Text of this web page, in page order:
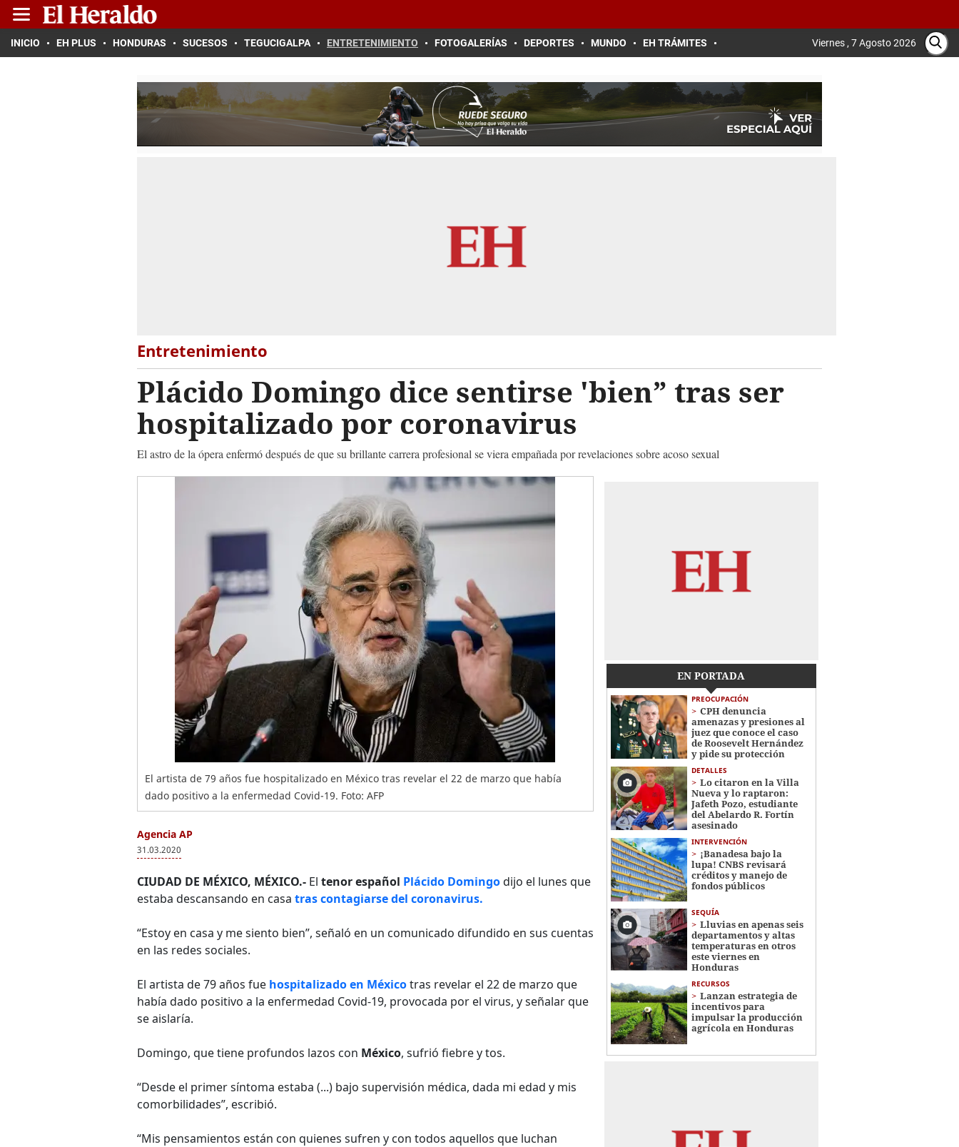
INICIO EH PLUS HONDURAS SUCESOS TEGUCIGALPA ENTRETENIMIENTO FOTOGALERÍAS DEPORTES MUNDO EH TRÁMITES Viernes , 7 Agosto 2026
Entretenimiento
Plácido Domingo dice sentirse 'bien” tras ser
hospitalizado por coronavirus
El astro de la ópera enfermó después de que su brillante carrera profesional se viera empañada por revelaciones sobre acoso sexual
El artista de 79 años fue hospitalizado en México tras revelar el 22 de marzo que había
dado positivo a la enfermedad Covid-19. Foto: AFP
Agencia AP
31.03.2020
CIUDAD DE MÉXICO, MÉXICO.- El tenor español Plácido Domingodijo el lunes que
estaba descansando en casa tras contagiarse del coronavirus.
“Estoy en casa y me siento bien”, señaló en un comunicado difundido en sus cuentas
en las redes sociales.
El artista de 79 años fue hospitalizado en Méxicotras revelar el 22 de marzo que
había dado positivo a la enfermedad Covid-19, provocada por el virus, y señalar que
se aislaría.
Domingo, que tiene profundos lazos con México, sufrió fiebre y tos.
“Desde el primer síntoma estaba (...) bajo supervisión médica, dada mi edad y mis
comorbilidades”, escribió.
“Mis pensamientos están con quienes sufren y con todos aquellos que luchan
EN PORTADA
PREOCUPACIÓN
CPH denuncia
amenazas y presiones al
juez que conoce el caso
de Roosevelt Hernández
y pide su protección
DETALLES
Lo citaron en la Villa
Nueva y lo raptaron:
Jafeth Pozo, estudiante
del Abelardo R. Fortín
asesinado
INTERVENCIÓN
¡Banadesa bajo la
lupa! CNBS revisará
créditos y manejo de
fondos públicos
SEQUÍA
Lluvias en apenas seis
departamentos y altas
temperaturas en otros
este viernes en
Honduras
RECURSOS
Lanzan estrategia de
incentivos para
impulsar la producción
agrícola en Honduras